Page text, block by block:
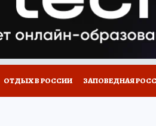
ОТДЫХ В РОССИИ ЗАПОВЕДНАЯ